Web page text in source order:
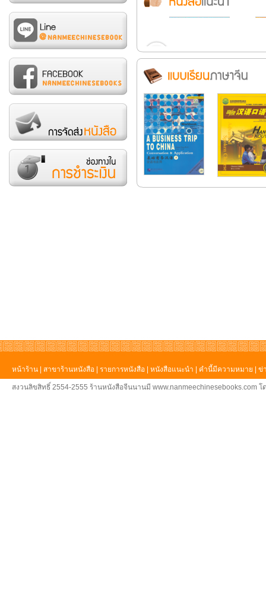
หน้าร้าน สาขาร้านหนังสือ รายการหนังสือ หนังสือแนะนำ คำนี้มีความหมาย ข่
สงวนลิขสิทธิ์ 2554-2555 ร้านหนังสือจีนนานมี www.nanmeechinesebooks.com